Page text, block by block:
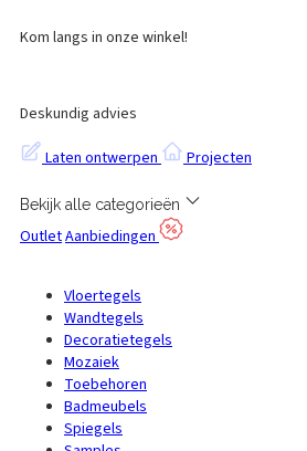
Kom langs in onze winkel!
Deskundig advies
Laten ontwerpen
Projecten
Bekijk alle categorieën
OutletAanbiedingen
Vloertegels
Wandtegels
Decoratietegels
Mozaiek
Toebehoren
Badmeubels
Spiegels